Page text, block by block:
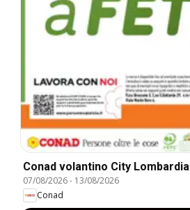
Conad volantino City Lombardia
07/08/2026- 13/08/2026
Conad